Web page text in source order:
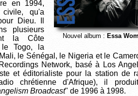
Nouvel album : Essa
en 1994,
qu'a
Dieu. Il
plusieurs
la Côte
Togo, la
le Sénégal, le Nigeria et le
Network, basé à Los
et éditorialiste pour la station de
chrétienne d'Afrique), il
Broadcast" de 1996 à 1998.